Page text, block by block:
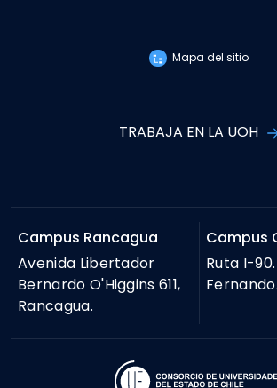
Mapa del sitio
TRABAJA EN LA UOH
Campus Rancagua
Avenida Libertador
Bernardo O'Higgins 611,
Rancagua.
Campus
Ruta I-
Fernando.